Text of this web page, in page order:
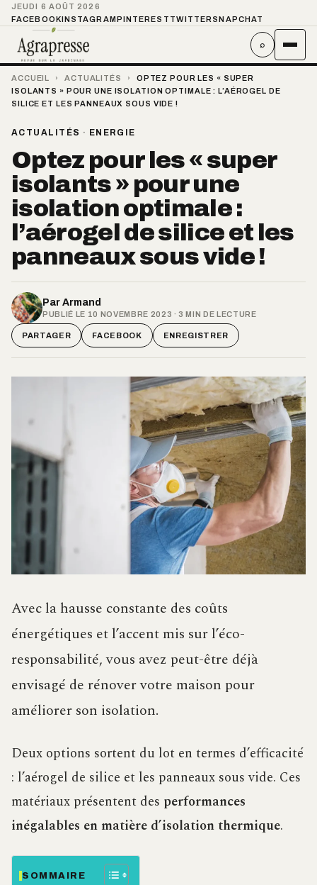
JEUDI 6 AOÛT 2026
FACEBOOKINSTAGRAMPINTEREST TWITTER SNAPCHAT
⌕
ACCUEIL › ACTUALITÉS ›
OPTEZ POUR LES « SUPER
ISOLANTS » POUR UNE ISOLATION OPTIMALE : L’AÉROGEL DE
SILICE ET LES PANNEAUX SOUS VIDE !
ACTUALITÉS · ENERGIE
Optez pour les « super
isolants » pour une
isolation optimale :
l’aérogel de silice et les
panneaux sous vide !
Par Armand
PUBLIÉ LE 10 NOVEMBRE 2023 · 3 MIN DE LECTURE
PARTAGER FACEBOOK ENREGISTRER
Avec la hausse constante des coûts
énergétiques et l’accent mis sur l’éco-
responsabilité, vous avez peut-être déjà
envisagé de rénover votre maison pour
améliorer son isolation.
Deux options sortent du lot en termes d’efficacité
: l’aérogel de silice et les panneaux sous vide. Ces
matériaux présentent des performances
inégalables en matière d’isolation thermique.
SOMMAIRE